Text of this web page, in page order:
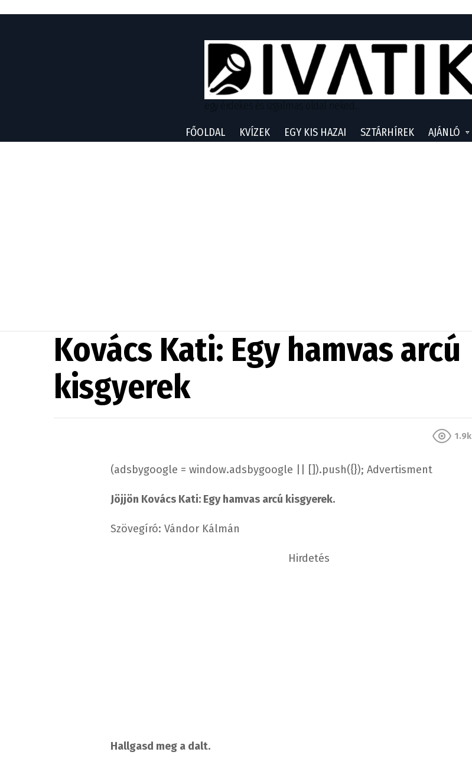
FŐOLDAL KVÍZEK EGY KIS HAZAI SZTÁRHÍREK AJÁNLÓ
Kovács Kati: Egy hamvas arcú
kisgyerek
1.9k
(adsbygoogle = window.adsbygoogle || []).push({}); Advertisment
Jöjjön Kovács Kati: Egy hamvas arcú kisgyerek.
Szövegíró: Vándor Kálmán
Hirdetés
Hallgasd meg a dalt.